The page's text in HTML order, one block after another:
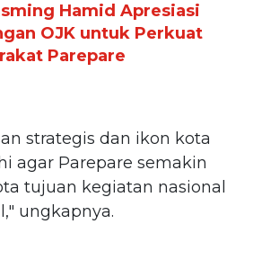
Hamid Apresiasi
OJK untuk Perkuat
Parepare
strategis dan ikon kota
agar Parepare semakin
tujuan kegiatan nasional
ungkapnya.